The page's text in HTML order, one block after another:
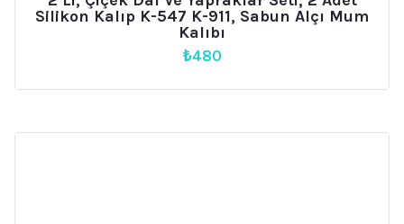
Silikon Kalıp K-547 K-911, Sabun Alçı Mum
Kalıbı
₺480